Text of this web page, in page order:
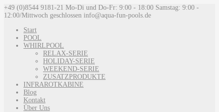
+49 (0)8544 9181-21 Mo-Di und Do-Fr: 9:00 - 18:00 Samstag: 9:00 -
12:00/Mittwoch geschlossen info@aqua-fun-pools.de
Start
POOL
WHIRLPOOL
RELAX-SERIE
HOLIDAY-SERIE
WEEKEND-SERIE
ZUSATZPRODUKTE
INFRAROTKABINE
Blog
Kontakt
Über Uns